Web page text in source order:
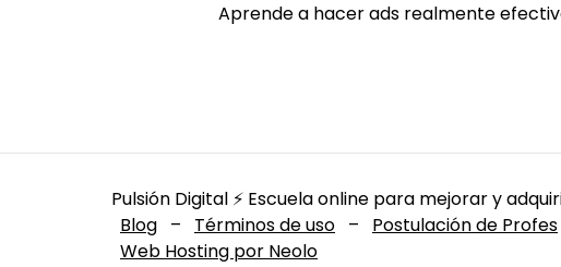
Aprende a hacer ads realmente
Pulsión Digital ⚡️ Escuela online para mejorar y
Blog – Términos de uso –
Postulación de Profes
Web Hosting por Neolo